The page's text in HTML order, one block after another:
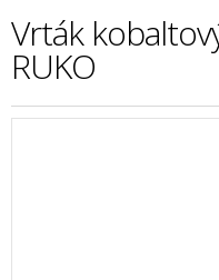
Vrták
RUKO